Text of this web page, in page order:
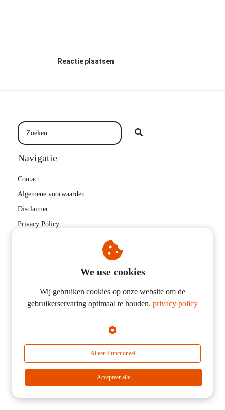
Reactie plaatsen
Navigatie
Contact
Algemene voorwaarden
Disclaimer
Privacy Policy
Niels Verwer Fysiotherapie & Coaching
Wijenburg 133
nielsverwer89@gmail.com
KvK nummer: 58595759
BTW nummer: NL059438204B01
We use cookies
Wij gebruiken cookies op onze website om de
gebruikerservaring optimaal te houden. privacy policy
Alleen Functioneel
Accepteer alle